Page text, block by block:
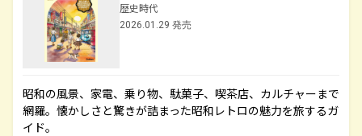
歴史時代
2026.01.29 発売
昭和の風景、家電、乗り物、駄菓子、喫茶店、カルチャーまで
網羅。懐かしさと驚きが詰まった昭和レトロの魅力を旅するガ
イド。